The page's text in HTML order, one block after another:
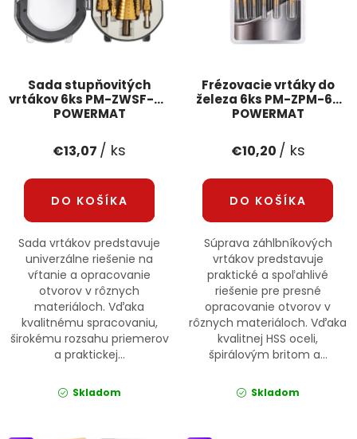
Přihlášení Registrace
Sada stupňovitých
vrtákov 6ks PM-ZWSF-6T
POWERMAT
€13,07 / ks
DO KOŠÍKA
Sada vrtákov predstavuje
univerzálne riešenie na
vŕtanie a opracovanie
otvorov v rôznych
materiáloch. Vďaka
kvalitnému spracovaniu,
širokému rozsahu priemerov
a praktickej...
Skladom
Frézovacie vrtáky do
železa 6ks PM-ZPM-6T
POWERMAT
€10,20 / ks
DO KOŠÍKA
Súprava záhlbníkových
vrtákov predstavuje
praktické a spoľahlivé
riešenie pre presné
opracovanie otvorov v
rôznych materiáloch. Vďaka
kvalitnej HSS oceli,
špirálovým britom a...
Skladom